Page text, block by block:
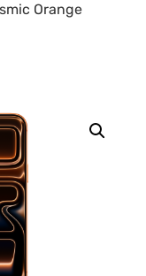
Orange